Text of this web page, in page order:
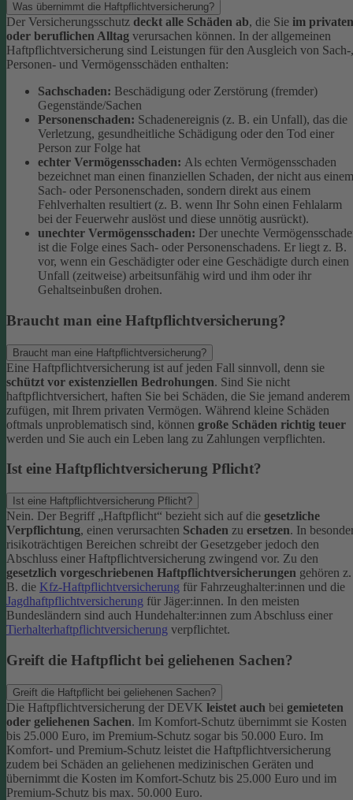
Was übernimmt die Haftpflichtversicherung?
Der Versicherungsschutz deckt alle Schäden ab, die Sie im privaten
oder beruflichen Alltag verursachen können. In der allgemeinen
Haftpflichtversicherung sind Leistungen für den Ausgleich von Sach-,
Personen- und Vermögensschäden enthalten:
Sachschaden: Beschädigung oder Zerstörung (fremder)
Gegenstände/Sachen
Personenschaden: Schadenereignis (z. B. ein Unfall), das die
Verletzung, gesundheitliche Schädigung oder den Tod einer
Person zur Folge hat
echter Vermögensschaden: Als echten Vermögensschaden
bezeichnet man einen finanziellen Schaden, der nicht aus einem
Sach- oder Personenschaden, sondern direkt aus einem
Fehlverhalten resultiert (z. B. wenn Ihr Sohn einen Fehlalarm
bei der Feuerwehr auslöst und diese unnötig ausrückt).
unechter Vermögensschaden: Der unechte
ist die Folge eines Sach- oder Personenschadens. Er liegt z. B.
vor, wenn ein Geschädigter oder eine Geschädigte durch einen
Unfall (zeitweise) arbeitsunfähig wird und ihm oder ihr
Gehaltseinbußen drohen.
Braucht man eine Haftpflichtversicherung?
Braucht man eine Haftpflichtversicherung?
Eine Haftpflichtversicherung ist auf jeden Fall sinnvoll, denn sie
schützt vor existenziellen Bedrohungen. Sind Sie nicht
haftpflichtversichert, haften Sie bei Schäden, die Sie jemand anderem
zufügen, mit Ihrem privaten Vermögen. Während kleine Schäden
oftmals unproblematisch sind, können große Schäden richtig teuer
werden und Sie auch ein Leben lang zu Zahlungen verpflichten.
Ist eine Haftpflichtversicherung Pflicht?
Ist eine Haftpflichtversicherung Pflicht?
Nein. Der Begriff „Haftpflicht“ bezieht sich auf die gesetzliche
Verpflichtung, einen verursachten Schaden zu ersetzen. In
risikoträchtigen Bereichen schreibt der Gesetzgeber jedoch den
Abschluss einer Haftpflichtversicherung zwingend vor. Zu den
gesetzlich vorgeschriebenen Haftpflichtversicherungen gehören z.
B. die Kfz-Haftpflichtversicherung für Fahrzeughalter:innen und die
Jagdhaftpflichtversicherung für Jäger:innen. In den meisten
Bundesländern sind auch Hundehalter:innen zum Abschluss einer
Tierhalterhaftpflichtversicherung verpflichtet.
Greift die Haftpflicht bei geliehenen Sachen?
Greift die Haftpflicht bei geliehenen Sachen?
Die Haftpflichtversicherung der DEVK leistet auch bei gemieteten
oder geliehenen Sachen. Im Komfort-Schutz übernimmt sie Kosten
bis 25.000 Euro, im Premium-Schutz sogar bis 50.000 Euro. Im
Komfort- und Premium-Schutz leistet die Haftpflichtversicherung
zudem bei Schäden an geliehenen medizinischen Geräten und
übernimmt die Kosten im Komfort-Schutz bis 25.000 Euro und im
Premium-Schutz bis max. 50.000 Euro.